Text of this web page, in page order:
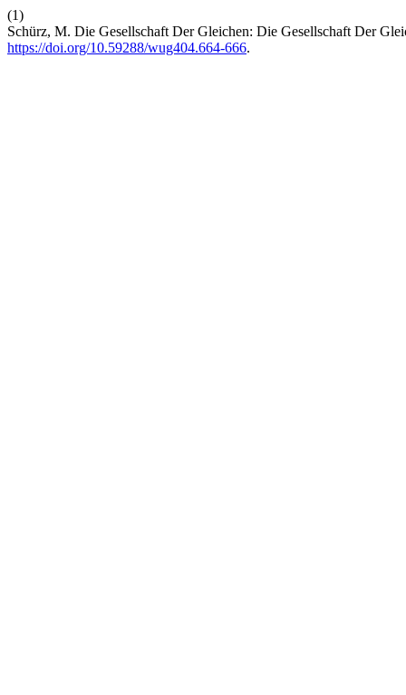
(1)
Schürz, M. Die Gesellschaft Der Gleichen: Die Gesellschaft Der
https://doi.org/10.59288/wug404.664-666.